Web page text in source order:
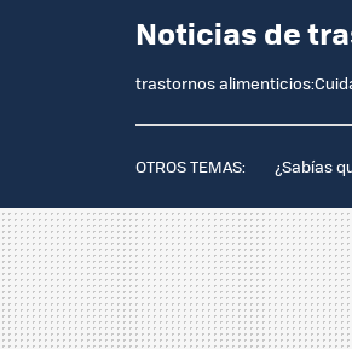
Noticias de
trastornos
OTROS TEMAS: ¿Sabías